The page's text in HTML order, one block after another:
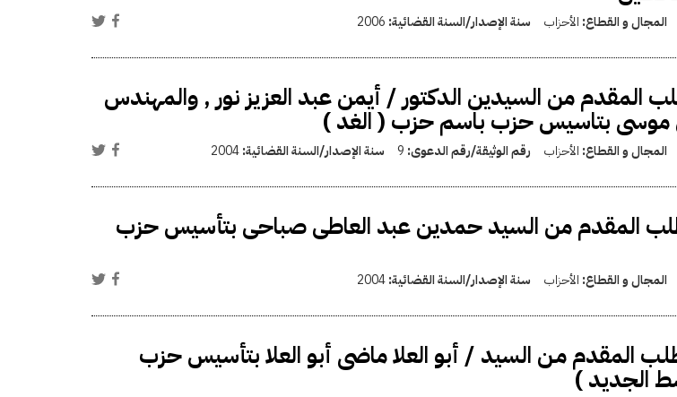
المجال و القطاع: الأحزاب سنة الإصدار/السنة القضائية: 2006
المقدم من السيدين الدكتور / أيمن عبد العزيز نور , والمهندس
بتاسيس حزب باسم حزب ( الغد )
المجال و القطاع: الأحزاب رقم الوثيقة/رقم الدعوى: 9 سنة الإصدار/السنة القضائية:2004
المقدم من السيد حمدين عبد العاطى صباحى بتأسيس حزب
المجال و القطاع: الأحزاب سنة الإصدار/السنة القضائية:2004
المقدم مـن السيد / أبو العلا ماضى أبو العلا بتأسيس حزب
الجديد )